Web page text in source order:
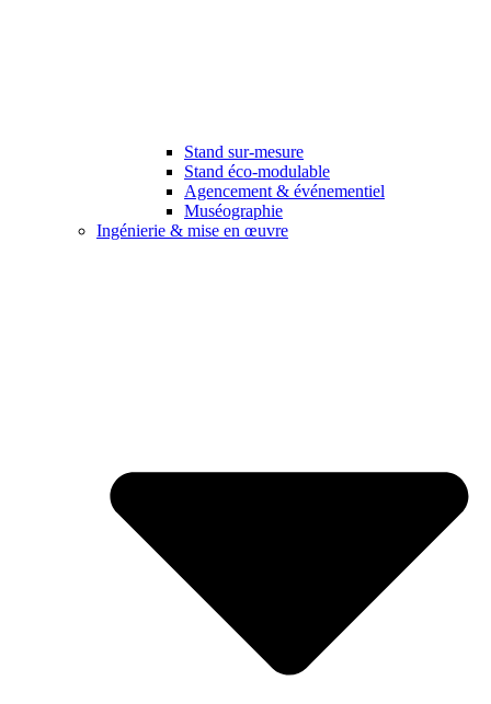
Stand sur-mesure
Stand éco-modulable
Agencement & événementiel
Muséographie
Ingénierie & mise en œuvre